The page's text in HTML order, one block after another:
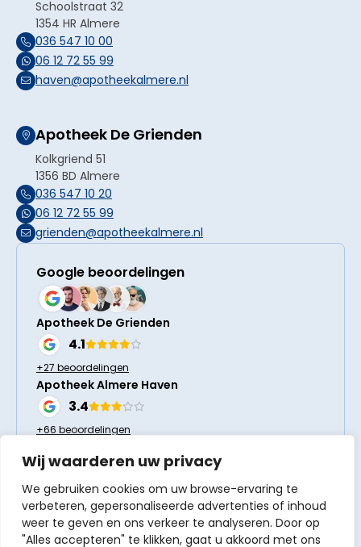
Wij waarderen uw privacy
We gebruiken cookies om uw browse-ervaring te
verbeteren, gepersonaliseerde advertenties of inhoud
weer te geven en ons verkeer te analyseren. Door op
"Alles accepteren" te klikken, gaat u akkoord met ons
Schoolstraat 32
1354 HR Almere
036 547 10 00
06 12 72 55 99
haven@apotheekalmere.nl
Apotheek De Grienden
Kolkgriend 51
1356 BD Almere
036 547 10 20
06 12 72 55 99
grienden@apotheekalmere.nl
Google beoordelingen
Apotheek De Grienden
4.1
+27 beoordelingen
Apotheek Almere Haven
3.4
+66 beoordelingen
Volg ons